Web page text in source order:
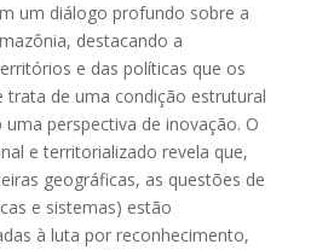
um diálogo profundo sobre a
destacando a
e das políticas que os
trata de uma condição estrutural
perspectiva de inovação. O
e territorializado revela que,
geográficas, as questões de
e sistemas) estão
à luta por reconhecimento,